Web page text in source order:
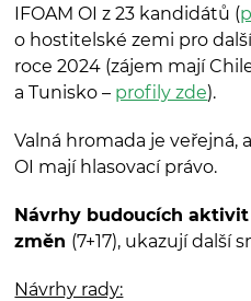
IFOAM OI z 23 kandidátů (
o hostitelské zemi pro
roce 2024 (zájem mají
a Tunisko – profily zde).
Valná hromada je veřejná,
OI mají hlasovací právo.
Návrhy budoucích
změn (7+17), ukazují další
Návrhy rady: